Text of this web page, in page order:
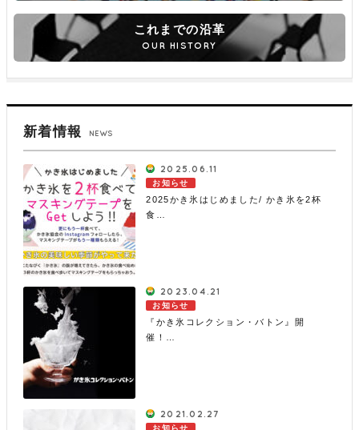
これまでの沿革
OUR HISTORY
新着情報 NEWS
2025.06.11
お知らせ
2025かき氷はじめました/ かき氷を2杯
食…
2023.04.21
お知らせ
『かき氷コレクション・バトン』開
催！…
2021.02.27
お知らせ